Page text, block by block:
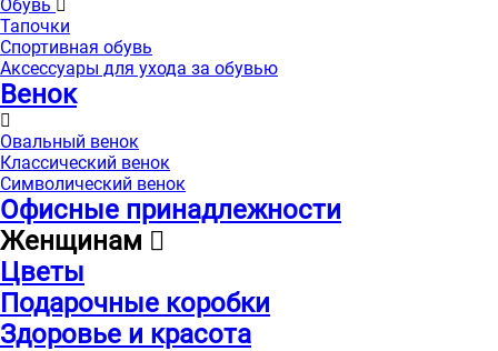
Обувь
Тапочки
Спортивная обувь
Аксессуары для ухода за обувью
Венок
Овальный венок
Классический венок
Символический венок
Офисные принадлежности
Женщинам
Цветы
Подарочные коробки
Здоровье и красота